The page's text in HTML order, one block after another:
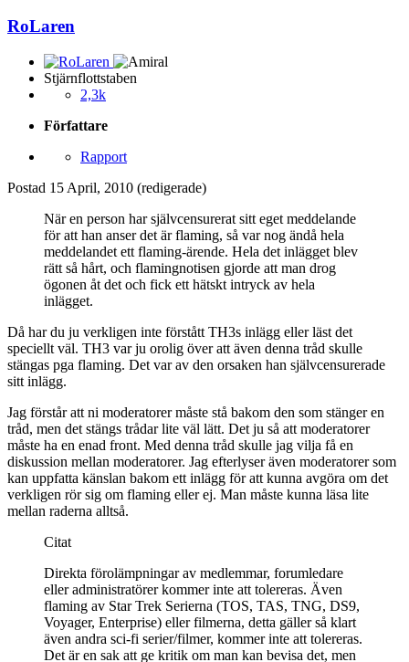
RoLaren
Stjärnflottstaben
2,3k
Författare
Rapport
Postad 15 April, 2010 (redigerade)
När en person har självcensurerat sitt eget meddelande
för att han anser det är flaming, så var nog ändå hela
meddelandet ett flaming-ärende. Hela det inlägget blev
rätt så hårt, och flamingnotisen gjorde att man drog
ögonen åt det och fick ett hätskt intryck av hela
inlägget.
Då har du ju verkligen inte förstått TH3s inlägg eller läst det
speciellt väl. TH3 var ju orolig över att även denna tråd skulle
stängas pga flaming. Det var av den orsaken han självcensurerade
sitt inlägg.
Jag förstår att ni moderatorer måste stå bakom den som stänger en
tråd, men det stängs trådar lite väl lätt. Det ju så att moderatorer
måste ha en enad front. Med denna tråd skulle jag vilja få en
diskussion mellan moderatorer. Jag efterlyser även moderatorer som
kan uppfatta känslan bakom ett inlägg för att kunna avgöra om det
verkligen rör sig om flaming eller ej. Man måste kunna läsa lite
mellan raderna alltså.
Citat
Direkta förolämpningar av medlemmar, forumledare
eller administratörer kommer inte att tolereras. Även
flaming av Star Trek Serierna (TOS, TAS, TNG, DS9,
Voyager, Enterprise) eller filmerna, detta gäller så klart
även andra sci-fi serier/filmer, kommer inte att tolereras.
Det är en sak att ge kritik om man kan bevisa det, men